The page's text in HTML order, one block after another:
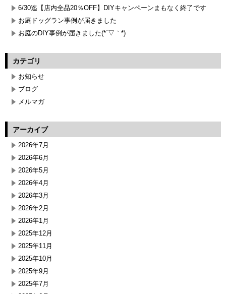
6/30迄【店内全品20％OFF】DIYキャンペーンまもなく終了です
お庭ドッグラン事例が届きました
お庭のDIY事例が届きました(*´▽｀*)
カテゴリ
お知らせ
ブログ
メルマガ
アーカイブ
2026年7月
2026年6月
2026年5月
2026年4月
2026年3月
2026年2月
2026年1月
2025年12月
2025年11月
2025年10月
2025年9月
2025年7月